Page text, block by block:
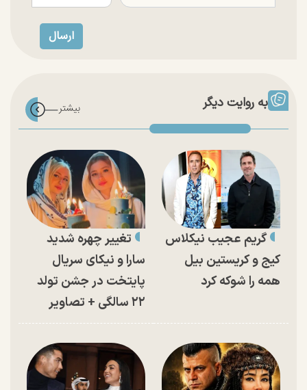
به روایت دیگر
گریم عجیب نیکلاس
کیج و کریستین بیل
همه را شوکه کرد
تغییر چهره شدید
سارا و نیکای سریال
پایتخت در جشن تولد
۲۲ سالگی + تصاویر